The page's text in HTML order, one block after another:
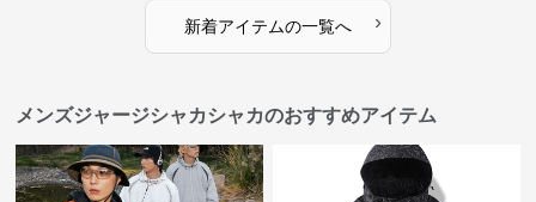
新着アイテムの一覧へ ›
メンズジャージシャカシャカのおすすめアイテム